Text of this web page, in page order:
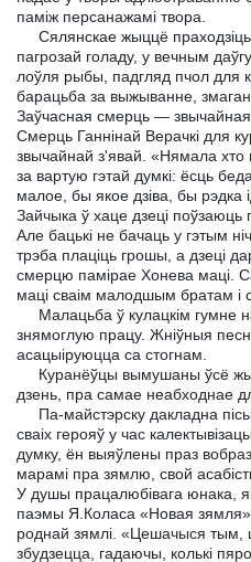
паміж персанажамі твора.
Сялянскае жыццё праходзіць
пагрозай голаду, у вечным
лоўля рыбы, падгляд пчол для
барацьба за выжыванне,
Заўчасная смерць — звычайная
Смерць Ганнінай Верачкі для
звычайнай з'явай. «Нямала хто
за вартую гэтай думкі: ёсць
малое, бы якое дзіва, бы рэдка
Зайчыка ў хаце дзеці поўзаюць
Але бацькі не бачаць у гэтым
трэба плаціць грошы, а дзеці
смерцю памірае Хонева маці.
маці сваім малодшым братам і
Малацьба ў кулацкім гумне
знямоглую працу. Жніўныя
асацыіруюцца са стогнам.
Куранёўцы вымушаны ўсё
дзень, пра самае неабходнае
Па-майстэрску дакладна
сваіх герояў у час
думку, ён выяўлены праз
марамі пра зямлю, свой
У душы працалюбівага юнака,
паэмы Я.Коласа «Новая
роднай зямлі. «Цешачыся тым,
збудзецца, гадаючы, колькі